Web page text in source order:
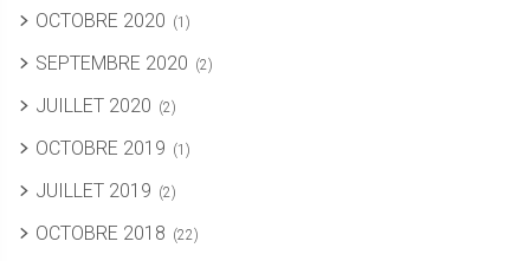
OCTOBRE 2020 (1)
SEPTEMBRE 2020 (2)
JUILLET 2020 (2)
OCTOBRE 2019 (1)
JUILLET 2019 (2)
OCTOBRE 2018 (22)